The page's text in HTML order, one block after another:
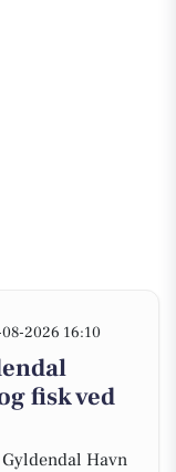
2026 16:10
fisk ved
Havn